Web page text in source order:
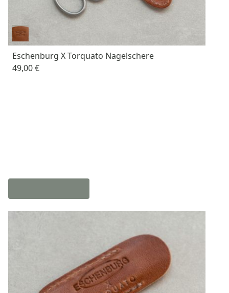
Eschenburg X Torquato Nagelschere
49,00 €